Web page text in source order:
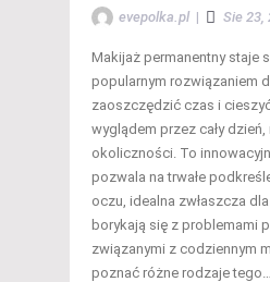
evepolka.pl | Sie 23,
Makijaż permanentny staje
popularnym rozwiązaniem
zaoszczędzić czas i
wyglądem przez cały
okoliczności. To
pozwala na trwałe
oczu, idealna zwłaszcza
borykają się z problemami
związanymi z codziennym
poznać różne rodzaje tego…